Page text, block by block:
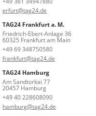
erfurt@tag24.de
TAG24 Frankfurt a. M.
Friedrich-Ebert-Anlage 36
60325 Frankfurt am Main
+49 69 348750580
frankfurt@tag24.de
TAG24 Hamburg
Am Sandtorkai 77
20457 Hamburg
+49 40 228608090
hamburg@tag24.de